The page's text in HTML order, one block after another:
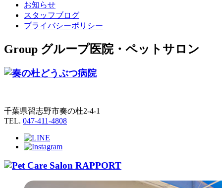
お知らせ
スタッフブログ
プライバシーポリシー
Group グループ医院・ペットサロン
千葉県習志野市奏の杜2-4-1
TEL. 047-411-4808